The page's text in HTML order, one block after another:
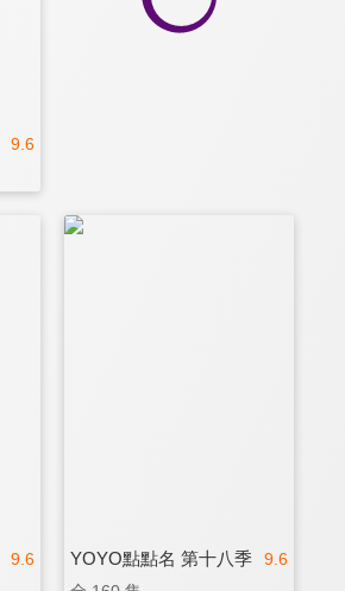
9.6
9.6 9.6
YOYO點點名 第十八季